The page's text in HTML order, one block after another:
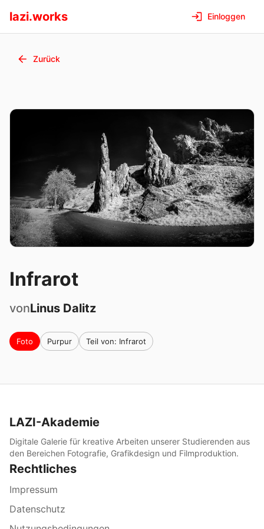
lazi.works Einloggen
Zurück
Infrarot
vonLinus Dalitz
Foto Purpur Teil von: Infrarot
LAZI-Akademie
Digitale Galerie für kreative Arbeiten unserer Studierenden aus
den Bereichen Fotografie, Grafikdesign und Filmproduktion.
Rechtliches
Impressum
Datenschutz